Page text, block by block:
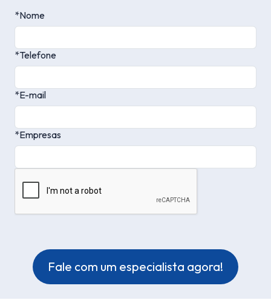
*Nome
*Telefone
*E-mail
*Empresas